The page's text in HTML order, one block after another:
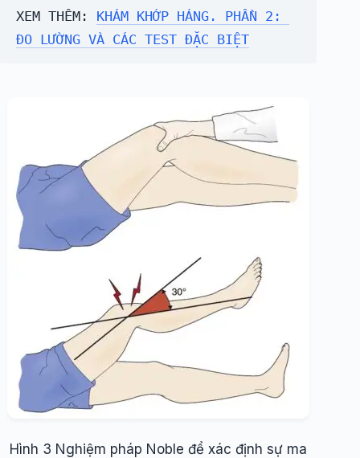
XEM THÊM: KHÁM KHỚP HÁNG. PHẦN 2:
ĐO LƯỜNG VÀ CÁC TEST ĐẶC BIỆT
Hình 3 Nghiệm pháp Noble để xác định sự ma